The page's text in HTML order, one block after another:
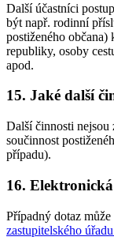
Další účastníci
být např. rodinní
postiženého občana)
republiky, osoby
apod.
15. Jaké další
Další činnosti nejsou
součinnost
případu).
16.
Případný dotaz
zastupitelského